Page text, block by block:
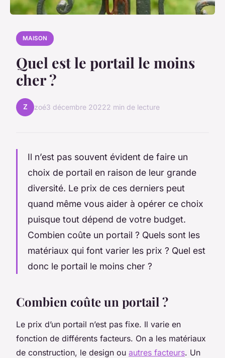
MAISON
Quel est le portail le moins
cher ?
Z zoé3 décembre 20222 min de lecture
Il n’est pas souvent évident de faire un
choix de portail en raison de leur grande
diversité. Le prix de ces derniers peut
quand même vous aider à opérer ce choix
puisque tout dépend de votre budget.
Combien coûte un portail ? Quels sont les
matériaux qui font varier les prix ? Quel est
donc le portail le moins cher ?
Combien coûte un portail ?
Le prix d’un portail n’est pas fixe. Il varie en
fonction de différents facteurs. On a les matériaux
de construction, le design ou autres facteurs. Un